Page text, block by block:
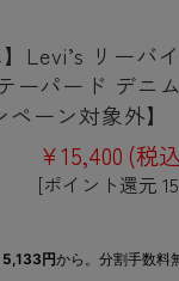
】Levi’s リーバ
ーパード デニ
ーン対象外】
¥15,400 (税
[ポイント還元
5,133円から。分割手数料